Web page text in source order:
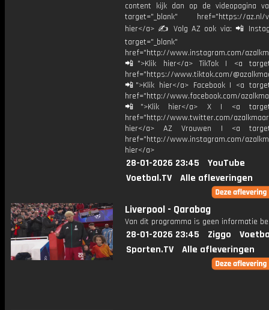
content kijk dan op de videopagina
target="_blank" href="https://az.nl/
hier</a> ✍ Volg AZ ook via: 📲
target="_blank"
href="http://www.instagram.com/
📲">Klik hier</a> TikTok | <a
href="https://www.tiktok.com/
📲">Klik hier</a> Facebook | <a
href="http://www.facebook.com/
📲">Klik hier</a> X | <a
href="http://www.twitter.com/
hier</a> AZ Vrouwen | <a
href="http://www.instagram.com/
hier</a>
28-01-2026 23:45
YouTube
Voetbal.TV
Alle afleveringen
Liverpool - Qarabag
Van dit programma is geen informatie
28-01-2026 23:45 Ziggo
Sporten.TV
Alle afleveringen